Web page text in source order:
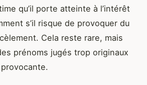
qu’il porte atteinte à l’intérêt
s’il risque de provoquer du
Cela reste rare, mais
prénoms jugés trop originaux